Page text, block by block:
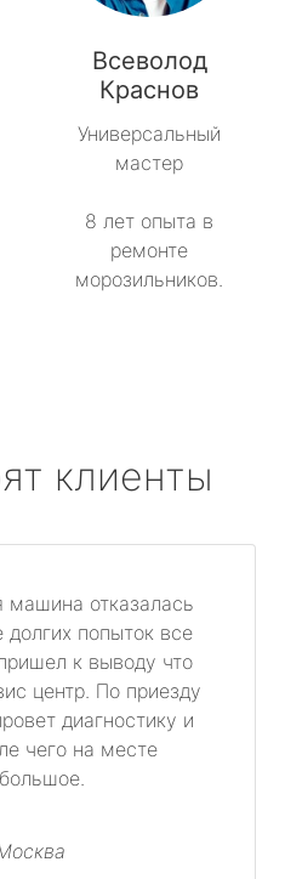
Всеволод
Краснов
Универсальный
мастер
8 лет опыта в
ремонте
морозильников.
клиенты
машина отказалась
попыток все
к выводу что
центр. По приезду
диагностику и
чего на месте